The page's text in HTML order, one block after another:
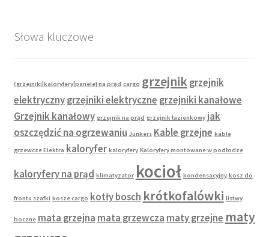
Słowa kluczowe
(grzejniki|kaloryfery|panele} na prąd cargo grzejnik grzejnik
elektryczny grzejniki elektryczne grzejniki kanałowe
Grzejnik kanałowy grzejnik na prąd grzejnik łazienkowy jak
oszczędzić na ogrzewaniu Junkers Kable grzejne kable
grzewcze Elektra kaloryfer kaloryfery Kaloryfery montowane w podłodze
kaloryfery na prąd klimatyzator kocioł kondensacyjny kosz do
frontu szafki kosze cargo kotły bosch krótkofalówki listwy
boczne mata grzejna mata grzewcza maty grzejne maty